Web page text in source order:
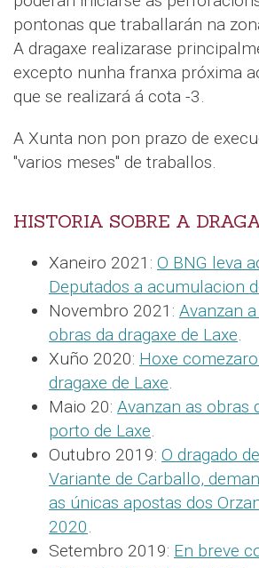
pontonas que traballarán na
A dragaxe realizarase
excepto nunha franxa próxima
que se realizará á cota -3.
A Xunta non pon prazo de
"varios meses" de traballos.
HISTORIA SOBRE A
Xaneiro 2021: O BNG leva
Deputados a acumulacion
Novembro 2021: Avanzan
obras da dragaxe de Laxe.
Xuño 2020: Hoxe
dragaxe de Laxe.
Maio 20: Avanzan as obras
porto de Laxe.
Outubro 2019: O dragado
Variante de Carballo,
as únicas apostas dos
2020.
Setembro 2019: En breve